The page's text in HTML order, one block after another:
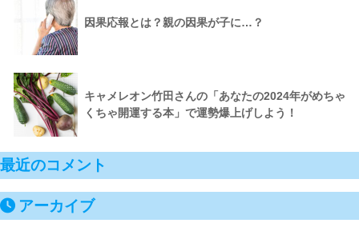
因果応報とは？親の因果が子に…？
キャメレオン竹田さんの「あなたの2024年がめちゃ
くちゃ開運する本」で運勢爆上げしよう！
最近のコメント
アーカイブ